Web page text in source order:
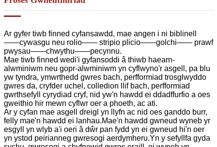
Ar gyfer tiwb finned cyfansawdd, mae angen i ni biblinell
——cywasgu neu rolio—— stripio plicio——golchi—— prawf
pwysau——chwythu——pecynnu.
Mae tiwb finned wedi'i gyfansoddi â thiwb haearn-
alwminiwm neu gopr-alwminiwm yn cyflwyno'r asgell, pa blu
yw tyndra, ymwrthedd gwres bach, perfformiad trosglwyddo
gwres da, cryfder uchel, colledion llif bach, perfformiad
gwrthsefyll cyrydiad cryf, nid yw'n hawdd ei ddadffurfio a oes
gweithio hir mewn cyflwr oer a phoeth, ac ati.
Ar y cyfan mae asgell dreigl yn llyfn ac nid oes ganddo burr,
felly mae'n hawdd ei lanhau.Mae'n hawdd gwneud wyneb yr
esgyll yn wlyb a'i oeri â dŵr pan fydd yn ei gwneud hi'n oer
yn ystod peirianneg gwresogi aerdymheru.Yn y sefyllfa gyda